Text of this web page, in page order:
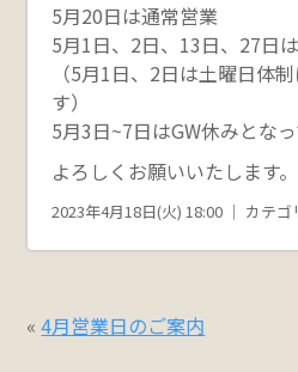
5月20日は通常営業
5月1日、2日、13日、27日
（5月1日、2日は土曜日体
す）
5月3日~7日はGW休みとなっ
よろしくお願いいたします。
2023年4月18日(火) 18:00 ｜ カテ
«4月営業日のご案内